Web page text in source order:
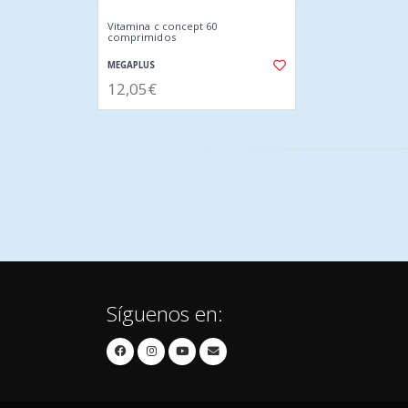
Vitamina c concept 60
comprimidos
MEGAPLUS
12,05€
Síguenos en: